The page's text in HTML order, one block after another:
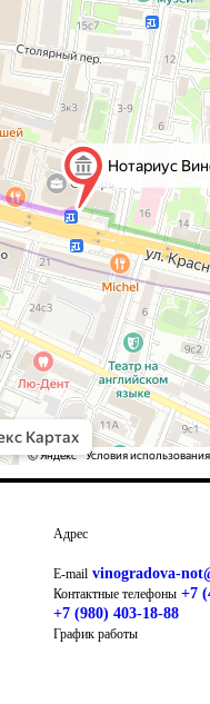
Адрес
E-mail vinogradova-
Контактные телефоны +7
+7 (980) 403-18-88
График работы